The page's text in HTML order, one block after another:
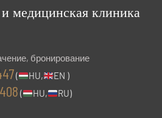
медицинская клиника
бронирование
( HU, EN )
( HU, RU)